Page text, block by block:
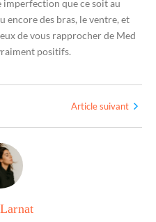
imperfection que ce soit au
encore des bras, le ventre, et
de vous rapprocher de Med
positifs.
Article suivant